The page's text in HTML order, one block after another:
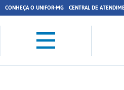
CONHEÇA O UNIFOR-MG CENTRAL DE